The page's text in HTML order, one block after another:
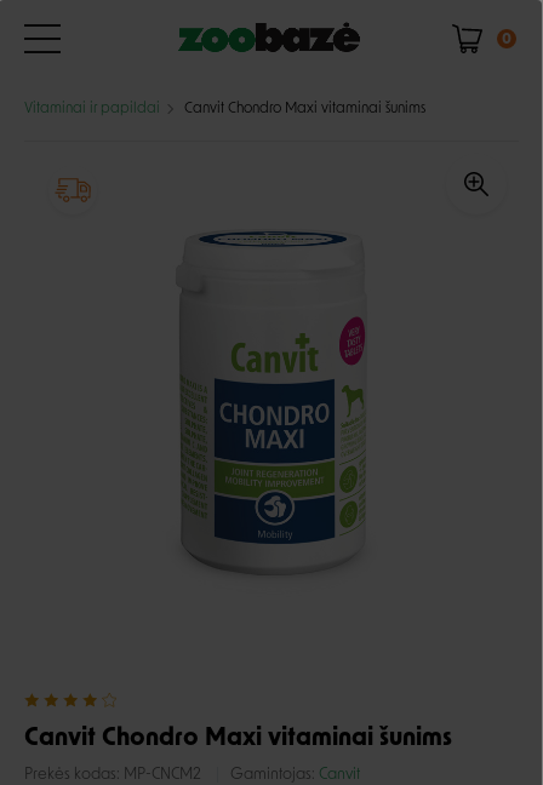
0
Vitaminai ir papildai Canvit Chondro Maxi vitaminai šunims
Canvit Chondro Maxi vitaminai šunims
Prekės kodas: MP-CNCM2 Gamintojas: Canvit